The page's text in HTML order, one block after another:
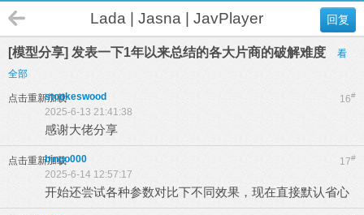
回复
Lada | Jasna | JavPlayer
[模型分享] 发表一下1年以来总结的各大片商的破解难度
看
全部
点击重新加载 16#
stookeswood
2025-6-13 21:41:38
感谢大佬分享
点击重新加载 17#
bingo000
2025-6-14 12:57:17
开始还尝试各种参数对比下不同效果，现在直接默认省心